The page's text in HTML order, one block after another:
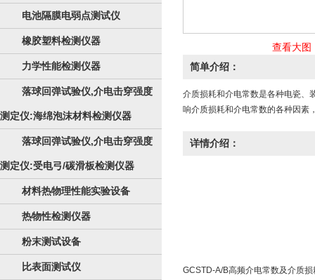
电池隔膜电弱点测试仪
橡胶塑料检测仪器
力学性能检测仪器
落球回弹试验仪,介电击穿强度
测定仪:海绵泡沫材料检测仪器
落球回弹试验仪,介电击穿强度
测定仪:受电弓/碳滑板检测仪器
材料热物理性能实验设备
热物性检测仪器
粉末测试设备
比表面测试仪
查看大图
简单介绍：
介质损耗和介电常数是各种电瓷、
响介质损耗和介电常数的各种因素
详情介绍：
GCSTD-A/B高频介电常数及介质